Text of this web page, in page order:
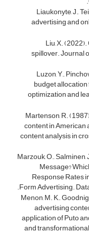
Liaukonyte, J.,
advertising and
Liu, X.
spillover. Journal
Luzon, Y.,
budget
optimization and
Martenson, R.
content in
content analysis in
Marzouk, O., Salminen,
Message?
Response Rates
Form Advertising.
Menon, M. K.,
advertising
application of Puto
and